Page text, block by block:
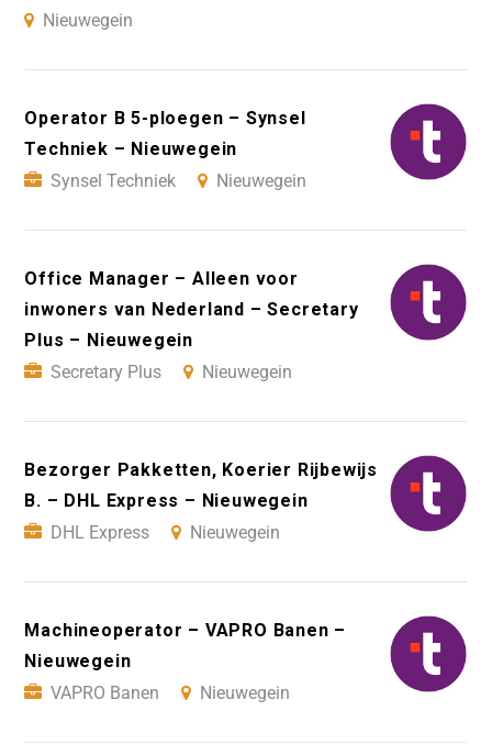
Nieuwegein
Operator B 5-ploegen – Synsel
Techniek – Nieuwegein
Synsel Techniek
Nieuwegein
Office Manager – Alleen voor
inwoners van Nederland – Secretary
Plus – Nieuwegein
Secretary Plus
Nieuwegein
Bezorger Pakketten, Koerier Rijbewijs
B. – DHL Express – Nieuwegein
DHL Express
Nieuwegein
Machineoperator – VAPRO Banen –
Nieuwegein
VAPRO Banen
Nieuwegein